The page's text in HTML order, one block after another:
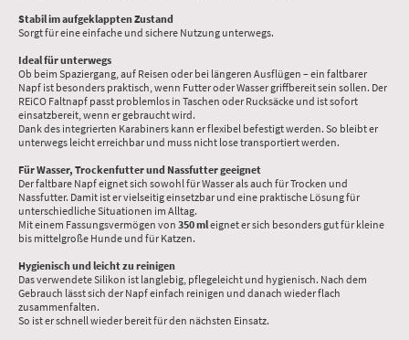
Stabil im aufgeklappten Zustand
Sorgt für eine einfache und sichere Nutzung unterwegs.
Ideal für unterwegs
Ob beim Spaziergang, auf Reisen oder bei längeren Ausflügen – ein faltbarer
Napf ist besonders praktisch, wenn Futter oder Wasser griffbereit sein sollen. Der
REiCO Faltnapf passt problemlos in Taschen oder Rucksäcke und ist sofort
einsatzbereit, wenn er gebraucht wird.
Dank des integrierten Karabiners kann er flexibel befestigt werden. So bleibt er
unterwegs leicht erreichbar und muss nicht lose transportiert werden.
Für Wasser, Trockenfutter und Nassfutter geeignet
Der faltbare Napf eignet sich sowohl für Wasser als auch für Trocken und
Nassfutter. Damit ist er vielseitig einsetzbar und eine praktische Lösung für
unterschiedliche Situationen im Alltag.
Mit einem Fassungsvermögen von 350 mleignet er sich besonders gut für kleine
bis mittelgroße Hunde und für Katzen.
Hygienisch und leicht zu reinigen
Das verwendete Silikon ist langlebig, pflegeleicht und hygienisch. Nach dem
Gebrauch lässt sich der Napf einfach reinigen und danach wieder flach
zusammenfalten.
So ist er schnell wieder bereit für den nächsten Einsatz.